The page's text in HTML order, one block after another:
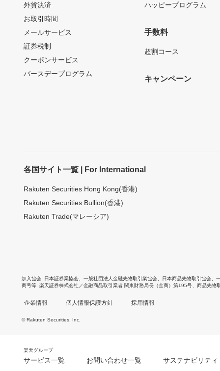
外貨決済
お取引時間
メールサービス
証券税制
クーポンサービス
バースデープログラム
ハッピープログラム
手数料
超割コース
キャンペーン
各国サイト一覧 | For International
Rakuten Securities Hong Kong(香港)
Rakuten Securities Bullion(香港)
Rakuten Trade(マレーシア)
加入協会 日本証券業協会 一般社団法人金融先物取引業協会 日本商品先物取引協会
商号等 楽天証券株式会社／金融商品取引業者 関東財務局長（金商）第195号、商品先物
企業情報 個人情報保護方針 採用情報
© Rakuten Securities, Inc.
楽天グループ
サービス一覧 お問い合わせ一覧 サステナビリティ